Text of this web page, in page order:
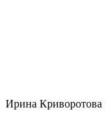
Ирина Криворотова